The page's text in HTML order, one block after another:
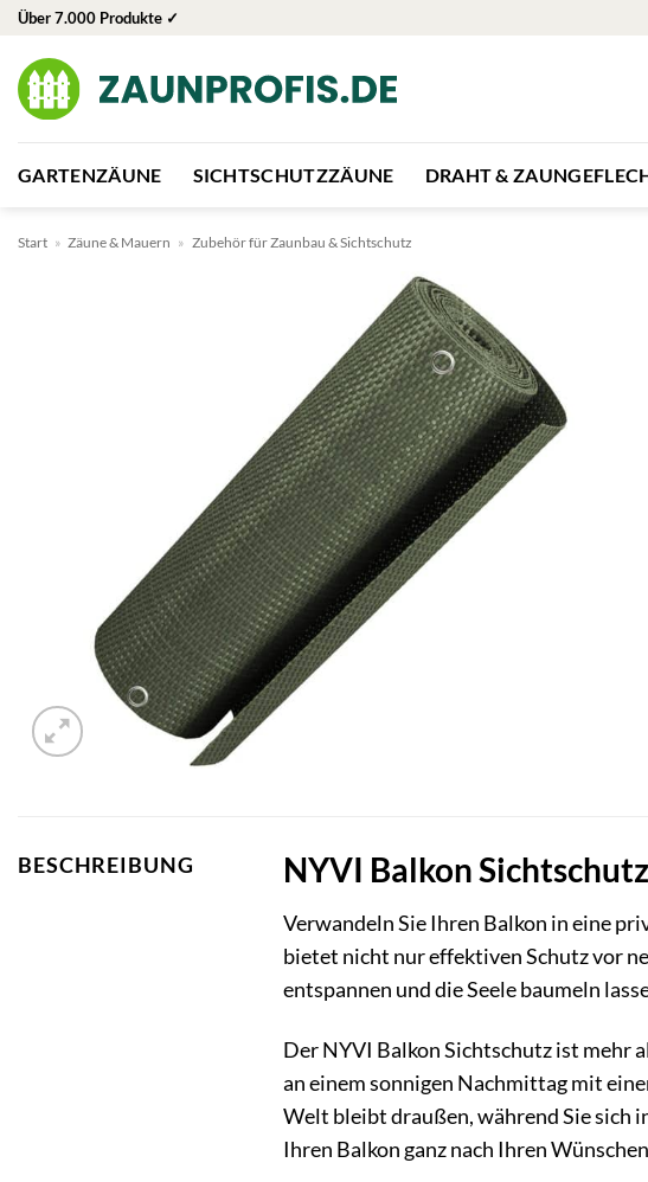
Zum
springen
Über 7.000 Produkte ✓
GARTENZÄUNE SICHTSCHUTZZÄUNE DRAHT &
Start » Zäune & Mauern » Zubehör für Zaunbau & Sichtschutz
BESCHREIBUNG NYVI Balkon
Verwandeln Sie Ihren Balkon in eine
bietet nicht nur effektiven Schutz vor
entspannen und die Seele baumeln
Der NYVI Balkon Sichtschutz ist mehr
an einem sonnigen Nachmittag mit
Welt bleibt draußen, während Sie sich
Ihren Balkon ganz nach Ihren